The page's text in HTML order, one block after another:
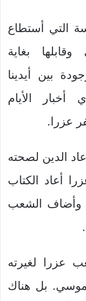
التي أستطاع
بغاية
بين أيدينا
الأيام
عزرا.
الدين لصحته
أعاد الكتاب
وأضاف الشعب
لغيرته
موسي. بل هناك